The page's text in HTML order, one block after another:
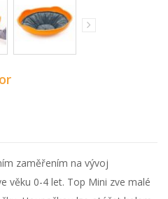
zaměřením na vývoj
věku 0-4 let. Top Mini zve malé